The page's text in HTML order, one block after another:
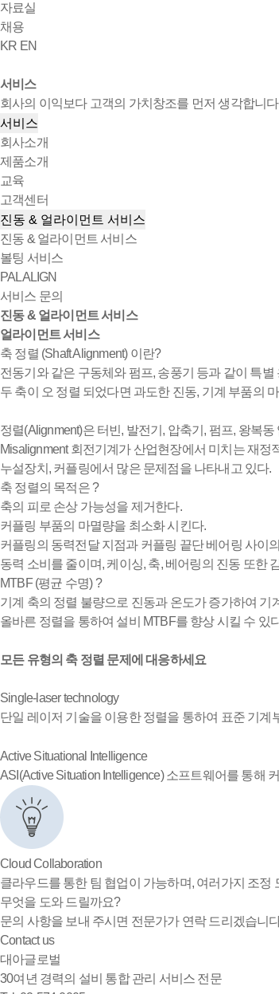
자료실
채용
KR EN
서비스
회사의 이익보다 고객의 가치창조를 먼저 생각합니
서비스
회사소개
제품소개
교육
고객센터
진동 & 얼라이먼트 서비스
진동 & 얼라이먼트 서비스
볼팅 서비스
PALALIGN
서비스 문의
진동 & 얼라이먼트 서비스
얼라이먼트 서비스
축 정렬 (Shaft Alignment) 이란?
전동기와 같은 구동체와 펌프, 송풍기 등과 같이 특
두 축이 오 정렬 되었다면 과도한 진동, 기계 부품의
정렬(Alignment)은 터빈, 발전기, 압축기, 펌프, 왕복
Misalignment 회전기계가 산업현장에서 미치는 재
누설장치, 커플링에서 많은 문제점을 나타내고 있다.
축 정렬의 목적은 ?
축의 피로 손상 가능성을 제거한다.
커플링 부품의 마멸량을 최소화 시킨다.
커플링의 동력전달 지점과 커플링 끝단 베어링 사이
동력 소비를 줄이며, 케이싱, 축, 베어링의 진동 또한
MTBF (평균 수명) ?
기계 축의 정렬 불량으로 진동과 온도가 증가하여 기
올바른 정렬을 통하여 설비 MTBF를 향상 시킬 수 있
모든 유형의 축 정렬 문제에 대응하세요
Single-laser technology
단일 레이저 기술을 이용한 정렬을 통하여 표준 기
Active Situational Intelligence
ASI(Active Situation Intelligence) 소프트웨어를 통해
Cloud Collaboration
클라우드를 통한 팀 협업이 가능하며, 여러가지 조
무엇을 도와 드릴까요?
문의 사항을 보내 주시면 전문가가 연락 드리겠습니
Contact us
대아글로벌
30여년 경력의 설비 통합 관리 서비스 전문